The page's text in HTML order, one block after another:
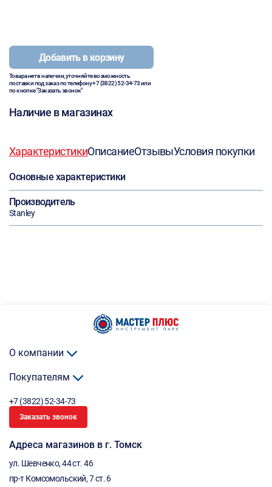
Добавить в корзину
Товара нет в наличии, уточняйте возможность
поставки под заказ по телефону+7 (3822) 52-34-73или
по кнопке "Заказать звонок"
Наличие в магазинах
ХарактеристикиОписаниеОтзывыУсловия покупки
Основные характеристики
Производитель
Stanley
О компании
Покупателям
+7 (3822) 52-34-73
Заказать звонок
Адреса магазинов в г. Томск
ул. Шевченко, 44 ст. 46
пр-т Комсомольский, 7 ст. 6